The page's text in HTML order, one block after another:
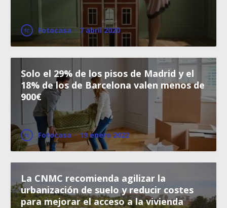
Fotocasa · 7 abril 2020
Solo el 29% de los pisos de Madrid y el
18% de los de Barcelona valen menos de
900€
Fotocasa · 19 enero 2022
La CNMC recomienda agilizar la
urbanización de suelo y reducir costes
para mejorar el acceso a la vivienda